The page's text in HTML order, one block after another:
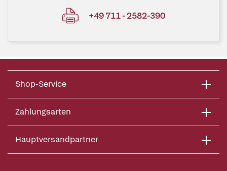
+49 711 - 2582-390
Shop-Service
Zahlungsarten
Hauptversandpartner